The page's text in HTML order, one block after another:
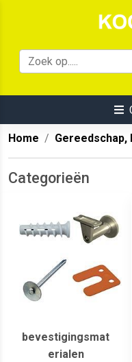
Home Gereedschap,
Categorieën
bevestigingsmat
erialen